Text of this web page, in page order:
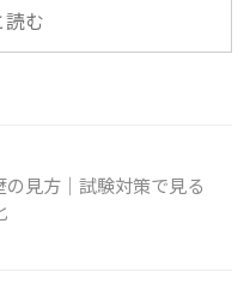
の3の3を根拠に行われます。点検
読む
見方｜試験対策で見る